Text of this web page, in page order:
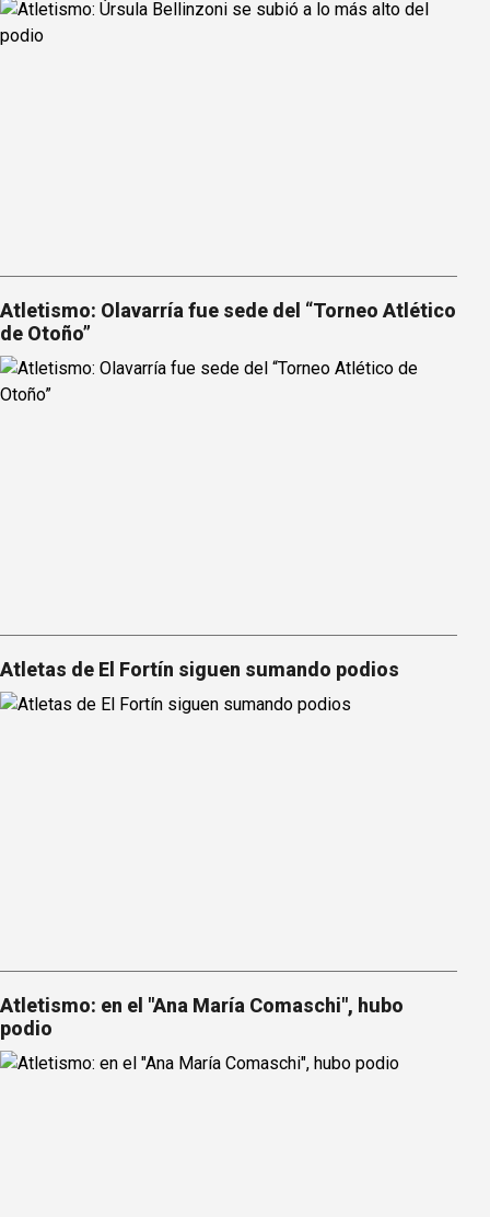
Atletismo: Olavarría fue sede del “Torneo Atlético
de Otoño”
Atletas de El Fortín siguen sumando podios
Atletismo: en el "Ana María Comaschi", hubo
podio